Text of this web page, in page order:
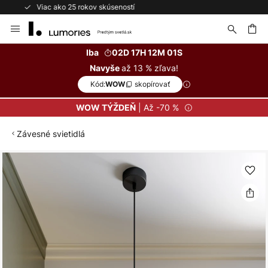
Bezplatné vrátenie do 50 dní
to
Iba
02D 17H 12M 01S
Navyšeaž 13 % zľava!
Kód:WOW skopírovať
WOW TÝŽDEŇ| Až -70 %
Závesné svietidlá
Preskočiť
na
koniec
galérie
obrázkov